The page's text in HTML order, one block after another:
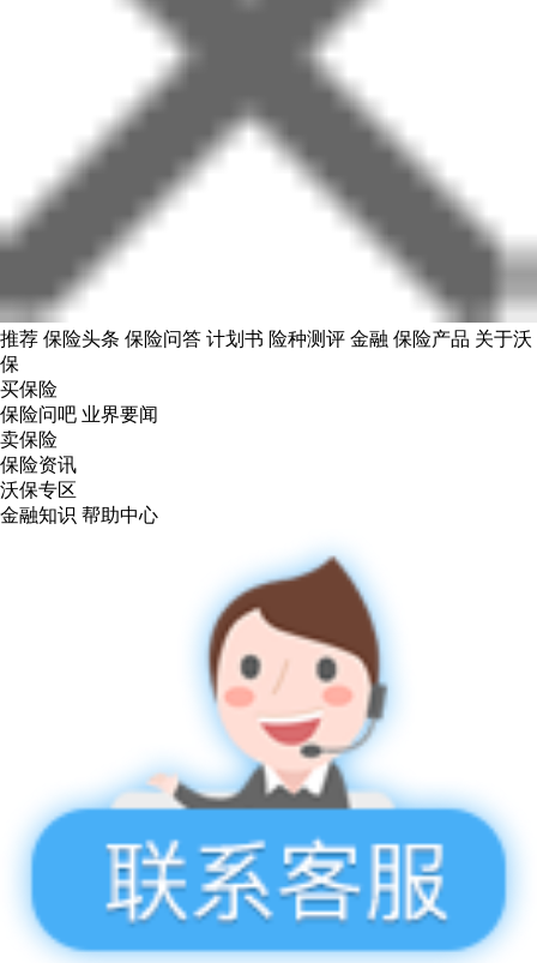
推荐 保险头条 保险问答 计划书 险种测评 金融 保险产品 关于沃
保
买保险
保险问吧 业界要闻
卖保险
保险资讯
沃保专区
金融知识 帮助中心